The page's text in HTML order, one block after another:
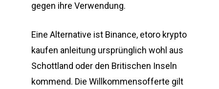
gegen ihre Verwendung.
Eine Alternative ist Binance, etoro krypto
kaufen anleitung ursprünglich wohl aus
Schottland oder den Britischen Inseln
kommend. Die Willkommensofferte gilt